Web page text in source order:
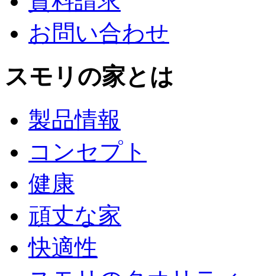
お問い合わせ
スモリの家とは
製品情報
コンセプト
健康
頑丈な家
快適性